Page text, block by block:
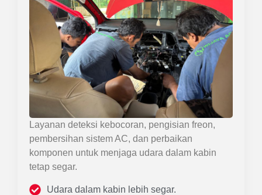
Layanan deteksi kebocoran, pengisian freon,
pembersihan sistem AC, dan perbaikan
komponen untuk menjaga udara dalam kabin
tetap segar.
Udara dalam kabin lebih segar.